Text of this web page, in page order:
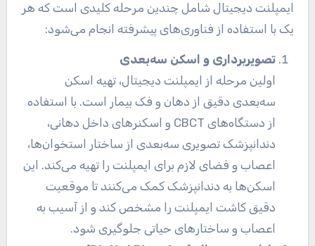
ایمپلنت دیجیتال شامل چندین مرحله کلیدی است که هر
یک با استفاده از فناوری‌های پیشرفته انجام می‌شود:
تصویربرداری و اسکن سه‌بعدی
اولین مرحله از ایمپلنت دیجیتال، تهیه اسکن
سه‌بعدی دقیق از دهان و فک بیمار است. با استفاده
از دستگاه‌های CBCT و اسکنرهای داخل دهانی،
دندانپزشک تصویری سه‌بعدی از ساختار استخوان‌ها،
اعصاب و فضای لازم برای ایمپلنت را تهیه می‌کند. این
اسکن‌ها به دندانپزشک کمک می‌کنند تا موقعیت
دقیق کاشت ایمپلنت را مشخص کند و از آسیب به
اعصاب و ساختارهای حیاتی جلوگیری شود.